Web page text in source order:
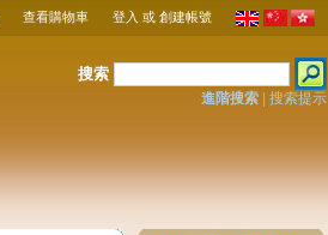
查看購物車 登入 或 創建帳號
搜索
進階搜索| 搜索提示